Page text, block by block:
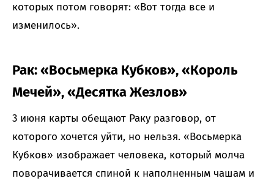
которых потом говорят: «Вот тогда все и
изменилось».
Рак: «Восьмерка Кубков», «Король
Мечей», «Десятка Жезлов»
3 июня карты обещают Раку разговор, от
которого хочется уйти, но нельзя. «Восьмерка
Кубков» изображает человека, который молча
поворачивается спиной к наполненным чашам и